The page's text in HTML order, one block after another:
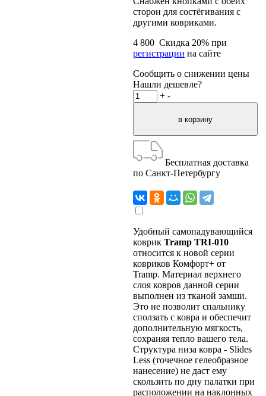
сторон для состёгивания с
другими ковриками.
4 800 Скидка 20% при
регистрации на сайте
Сообщить о снижении цены
Нашли дешевле?
+ -
Бесплатная доставка
по Санкт-Петербургу
Удобный самонадувающийся
коврик Tramp TRI-010
относится к новой серии
ковриков Комфорт+ от
Tramp. Материал верхнего
слоя ковров данной серии
выполнен из тканой замши.
Это не позволит спальнику
сползать с ковра и обеспечит
дополнительную мягкость,
сохраняя тепло вашего тела.
Структура низа ковра - Slides
Less (точечное гелеобразное
нанесение) не даст ему
скользить по дну палатки при
расположении на наклонных